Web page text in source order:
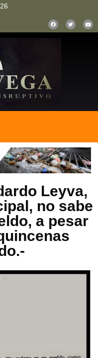
Leyva,
no sabe
a pesar